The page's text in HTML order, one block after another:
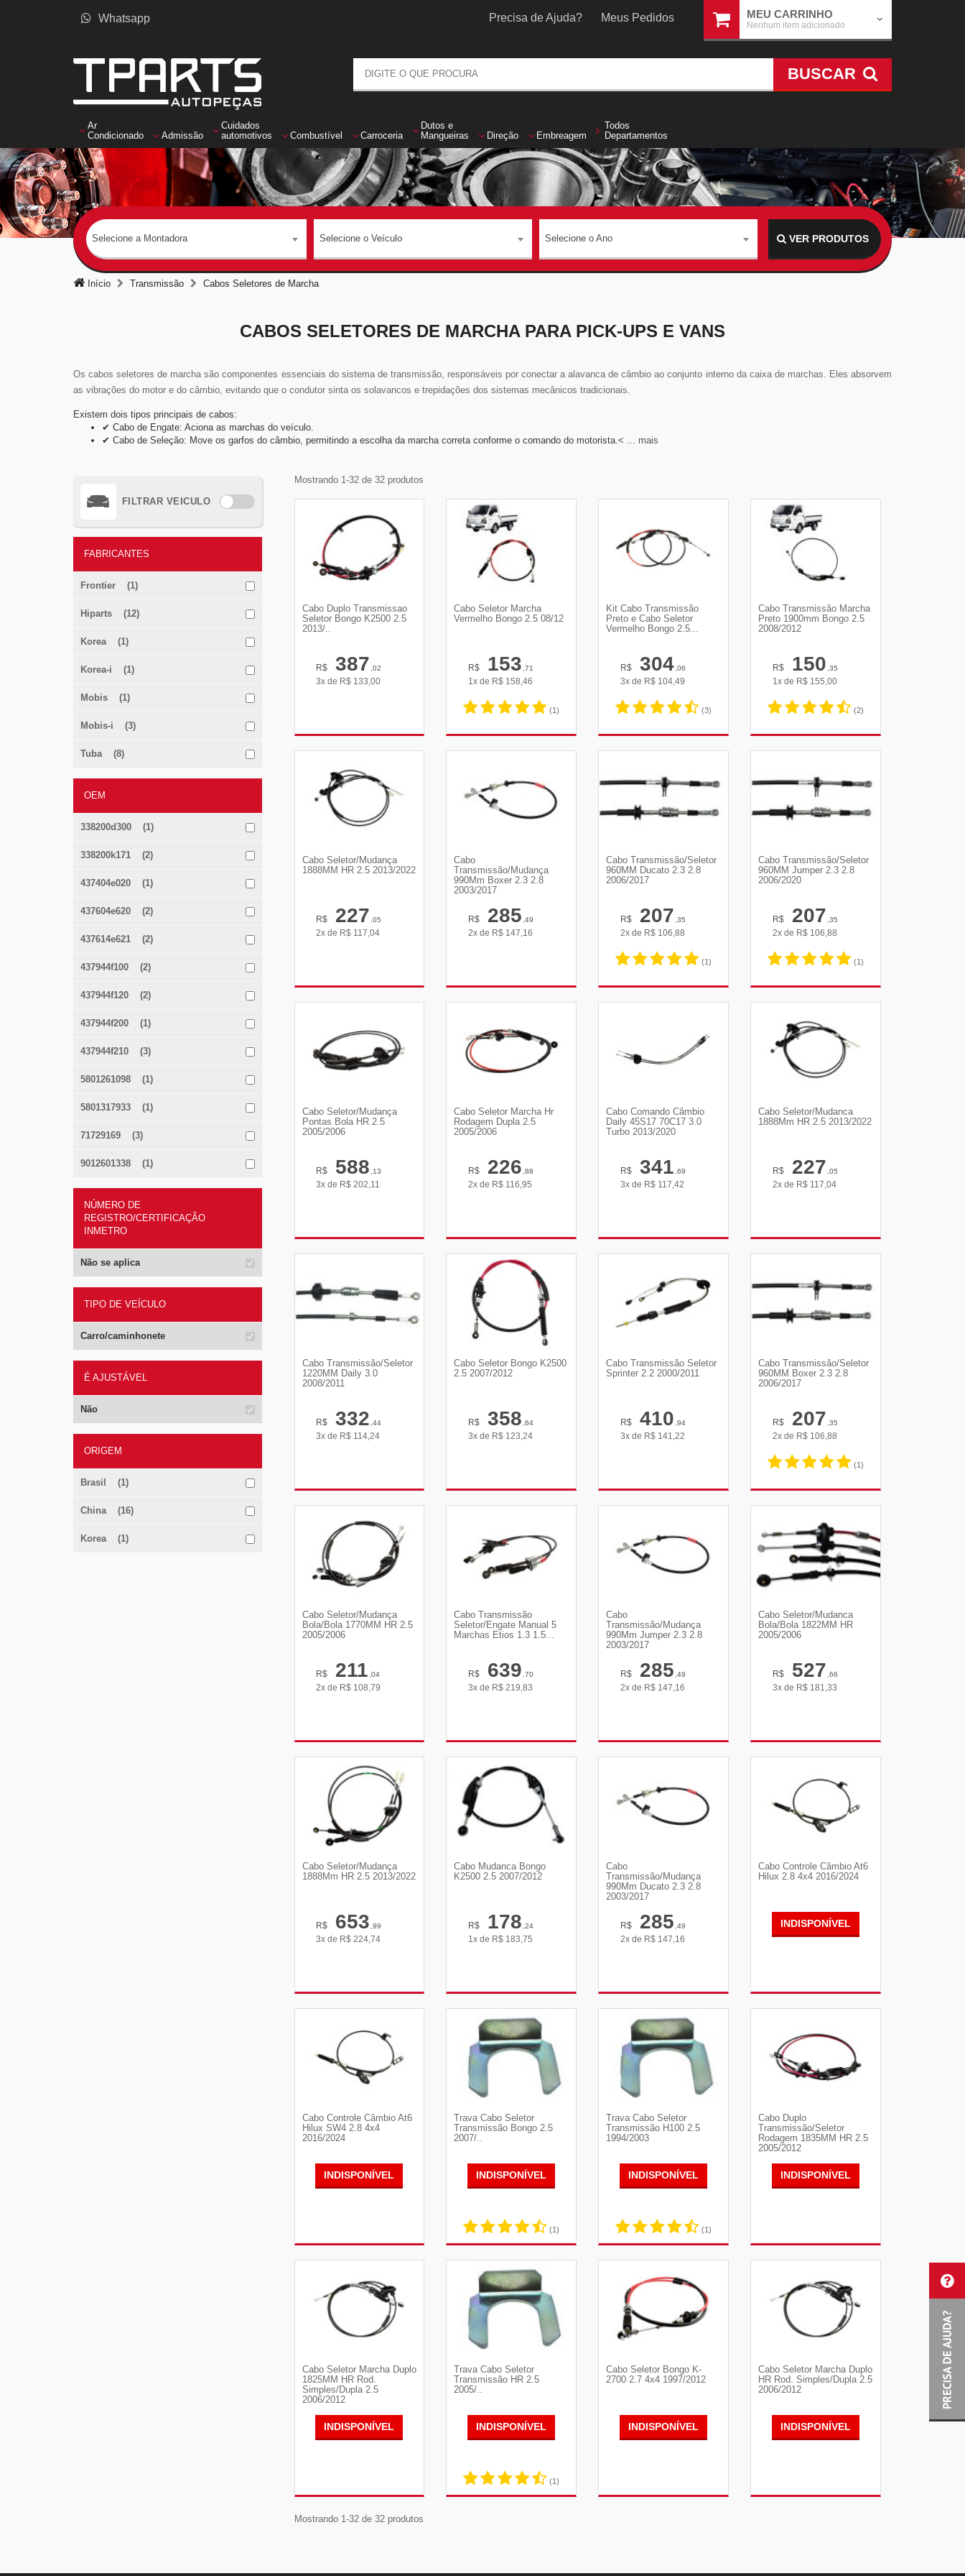
Whatsapp Precisa de Ajuda? Meus Pedidos MEU CARRINHO
Nenhum item adicionado
BUSCAR
Ar
Condicionado
Admissão
Cuidados
automotivos
Combustível Carroceria
Dutos e
Mangueiras
Direção Embreagem
Todos
Departamentos
Selecione a Montadora Selecione o Veículo Selecione o Ano VER PRODUTOS
Início Transmissão Cabos Seletores de Marcha
CABOS SELETORES DE MARCHA PARA PICK-UPS E VANS
Os cabos seletores de marcha são componentes essenciais do sistema de transmissão, responsáveis por conectar a alavanca de câmbio ao conjunto interno da caixa de marchas. Eles absorvem
as vibrações do motor e do câmbio, evitando que o condutor sinta os solavancos e trepidações dos sistemas mecânicos tradicionais.
Existem dois tipos principais de cabos:
✔ Cabo de Engate: Aciona as marchas do veículo.
✔ Cabo de Seleção: Move os garfos do câmbio, permitindo a escolha da marcha correta conforme o comando do motorista.< ... mais
FILTRAR VEICULO
FABRICANTES
Frontier (1)
Hiparts (12)
Korea (1)
Korea-i (1)
Mobis (1)
Mobis-i (3)
Tuba (8)
OEM
338200d300 (1)
338200k171 (2)
437404e020 (1)
437604e620 (2)
437614e621 (2)
437944f100 (2)
437944f120 (2)
437944f200 (1)
437944f210 (3)
5801261098 (1)
5801317933 (1)
71729169 (3)
9012601338 (1)
NÚMERO DE
REGISTRO/CERTIFICAÇÃO
INMETRO
Não se aplica
TIPO DE VEÍCULO
Carro/caminhonete
É AJUSTÁVEL
Não
ORIGEM
Brasil (1)
China (16)
Korea (1)
Mostrando 1-32 de 32 produtos
Cabo Duplo Transmissao
Seletor Bongo K2500 2.5
2013/..
R$ 387,02
3x de R$ 133,00
Cabo Seletor Marcha
Vermelho Bongo 2.5 08/12
R$ 153,71
1x de R$ 158,46
(1)
Kit Cabo Transmissão
Preto e Cabo Seletor
Vermelho Bongo 2.5...
R$ 304,06
3x de R$ 104,49
(3)
Cabo Transmissão Marcha
Preto 1900mm Bongo 2.5
2008/2012
R$ 150,35
1x de R$ 155,00
(2)
Cabo Seletor/Mudança
1888MM HR 2.5 2013/2022
R$ 227,05
2x de R$ 117,04
Cabo
Transmissão/Mudança
990Mm Boxer 2.3 2.8
2003/2017
R$ 285,49
2x de R$ 147,16
Cabo Transmissão/Seletor
960MM Ducato 2.3 2.8
2006/2017
R$ 207,35
2x de R$ 106,88
(1)
Cabo Transmissão/Seletor
960MM Jumper 2.3 2.8
2006/2020
R$ 207,35
2x de R$ 106,88
(1)
Cabo Seletor/Mudança
Pontas Bola HR 2.5
2005/2006
R$ 588,13
3x de R$ 202,11
Cabo Seletor Marcha Hr
Rodagem Dupla 2.5
2005/2006
R$ 226,88
2x de R$ 116,95
Cabo Comando Câmbio
Daily 45S17 70C17 3.0
Turbo 2013/2020
R$ 341,69
3x de R$ 117,42
Cabo Seletor/Mudanca
1888Mm HR 2.5 2013/2022
R$ 227,05
2x de R$ 117,04
Cabo Transmissão/Seletor
1220MM Daily 3.0
2008/2011
R$ 332,44
3x de R$ 114,24
Cabo Seletor Bongo K2500
2.5 2007/2012
R$ 358,64
3x de R$ 123,24
Cabo Transmissão Seletor
Sprinter 2.2 2000/2011
R$ 410,94
3x de R$ 141,22
Cabo Transmissão/Seletor
960MM Boxer 2.3 2.8
2006/2017
R$ 207,35
2x de R$ 106,88
(1)
Cabo Seletor/Mudança
Bola/Bola 1770MM HR 2.5
2005/2006
R$ 211,04
2x de R$ 108,79
Cabo Transmissão
Seletor/Engate Manual 5
Marchas Etios 1.3 1.5...
R$ 639,70
3x de R$ 219,83
Cabo
Transmissão/Mudança
990Mm Jumper 2.3 2.8
2003/2017
R$ 285,49
2x de R$ 147,16
Cabo Seletor/Mudanca
Bola/Bola 1822MM HR
2005/2006
R$ 527,66
3x de R$ 181,33
Cabo Seletor/Mudança
1888Mm HR 2.5 2013/2022
R$ 653,99
3x de R$ 224,74
Cabo Mudanca Bongo
K2500 2.5 2007/2012
R$ 178,24
1x de R$ 183,75
Cabo
Transmissão/Mudança
990Mm Ducato 2.3 2.8
2003/2017
R$ 285,49
2x de R$ 147,16
Cabo Controle Câmbio At6
Hilux 2.8 4x4 2016/2024
INDISPONÍVEL
Cabo Controle Câmbio At6
Hilux SW4 2.8 4x4
2016/2024
INDISPONÍVEL
Trava Cabo Seletor
Transmissão Bongo 2.5
2007/..
INDISPONÍVEL
(1)
Trava Cabo Seletor
Transmissão H100 2.5
1994/2003
INDISPONÍVEL
(1)
Cabo Duplo
Transmissão/Seletor
Rodagem 1835MM HR 2.5
2005/2012
INDISPONÍVEL
Cabo Seletor Marcha Duplo
1825MM HR Rod.
Simples/Dupla 2.5
2006/2012
INDISPONÍVEL
Trava Cabo Seletor
Transmissão HR 2.5
2005/..
INDISPONÍVEL
(1)
Cabo Seletor Bongo K-
2700 2.7 4x4 1997/2012
INDISPONÍVEL
Cabo Seletor Marcha Duplo
HR Rod. Simples/Dupla 2.5
2006/2012
INDISPONÍVEL
Mostrando 1-32 de 32 produtos